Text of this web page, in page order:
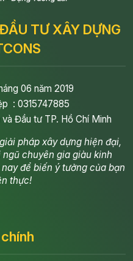
TƯ XÂY DỰNG
06 năm 2019
: 0315747885
Đầu tư TP. Hồ Chí Minh
pháp xây dựng hiện đại,
chuyên gia giàu kinh
để biến ý tưởng của bạn
thực!